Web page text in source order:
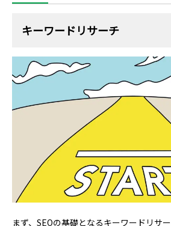
キーワードリサーチ
まず、SEOの基礎となるキーワードリサ